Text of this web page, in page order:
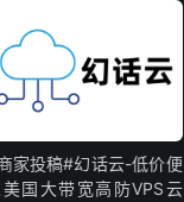
家投稿#幻话云-低价便
美国大带宽高防VPS云